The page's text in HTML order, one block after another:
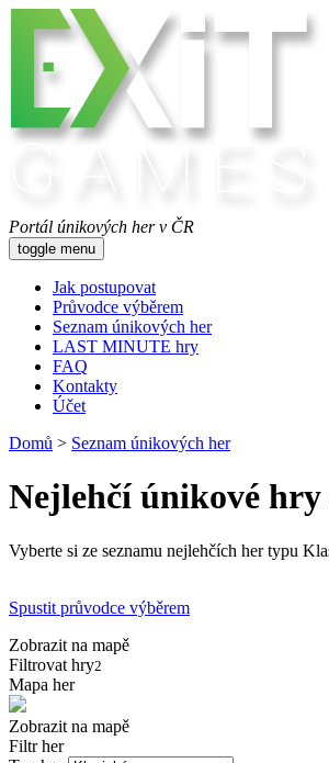
Portál únikových her v ČR
toggle menu
Jak postupovat
Průvodce výběrem
Seznam únikových her
LAST MINUTE hry
FAQ
Kontakty
Účet
Domů > Seznam únikových her
Nejlehčí únikové hry
Vyberte si ze seznamu nejlehčích her typu
Spustit průvodce výběrem
Zobrazit na mapě
Filtrovat hry2
Mapa her
Zobrazit na mapě
Filtr her